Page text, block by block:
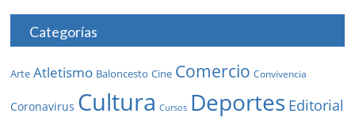
Categorías
Arte Atletismo Baloncesto Cine Comercio Convivencia
Coronavirus Cultura Cursos Deportes Editorial